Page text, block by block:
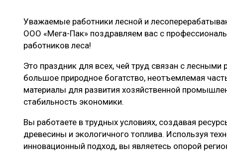
ЛОГИСТИКА
ПРОИЗВОДСТВО ДРЕВЕСНЫХ ПЛИТ
МЕБЕЛЬНОЕ
ЭКСПЕРТНОЕ МНЕНИЕ
Уважаемые работники лесной и
ООО «Мега-Пак» поздравляем вас с
работников леса!
Это праздник для всех, чей труд связан с
большое природное богатство, неотъемлемая
материалы для развития хозяйственной
стабильность экономики.
Вы работаете в трудных условиях, создавая
древесины и экологичного топлива. Используя
инновационный подход, вы являетесь опорой